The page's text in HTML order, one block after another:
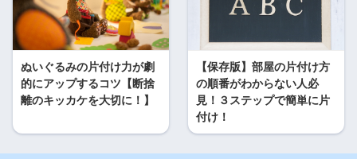
ぬいぐるみの片付け力が劇
的にアップするコツ【断捨
離のキッカケを大切に！】
【保存版】部屋の片付け方
の順番がわからない人必
見！３ステップで簡単に片
付け！